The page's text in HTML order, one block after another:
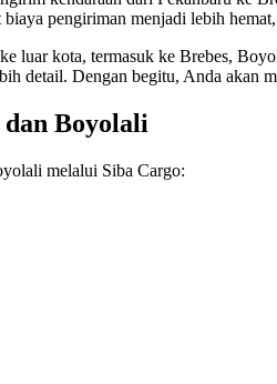
pengiriman menjadi lebih
kota, termasuk ke Brebes,
detail. Dengan begitu, Anda akan
Boyolali
melalui Siba Cargo: